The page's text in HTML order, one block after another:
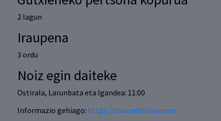
2 lagun
Iraupena
3 ordu
Noiz egin daiteke
Ostirala, Larunbata eta Igandea: 11:00
Informazio gehiago: https://tournebilbao.com